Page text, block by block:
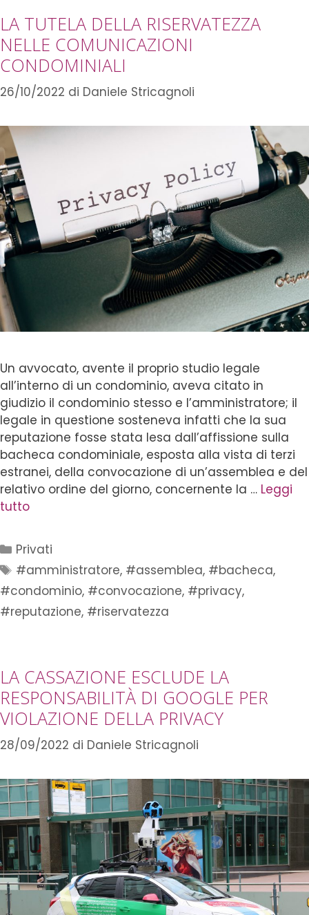
LA TUTELA DELLA RISERVATEZZA
NELLE COMUNICAZIONI
CONDOMINIALI
26/10/2022 di Daniele Stricagnoli
Un avvocato, avente il proprio studio legale
all’interno di un condominio, aveva citato in
giudizio il condominio stesso e l’amministratore; il
legale in questione sosteneva infatti che la sua
reputazione fosse stata lesa dall’affissione sulla
bacheca condominiale, esposta alla vista di terzi
estranei, della convocazione di un’assemblea e del
relativo ordine del giorno, concernente la … Leggi
tutto
Privati
#amministratore, #assemblea, #bacheca,
#condominio, #convocazione, #privacy,
#reputazione, #riservatezza
LA CASSAZIONE ESCLUDE LA
RESPONSABILITÀ DI GOOGLE PER
VIOLAZIONE DELLA PRIVACY
28/09/2022 di Daniele Stricagnoli